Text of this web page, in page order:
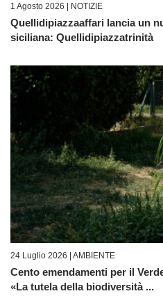
1 Agosto 2026 | NOTIZIE
Quellidipiazzaaffari lancia un
siciliana: Quellidipiazzatrinità
24 Luglio 2026 | AMBIENTE
Cento emendamenti per il
«La tutela della biodiversità ...